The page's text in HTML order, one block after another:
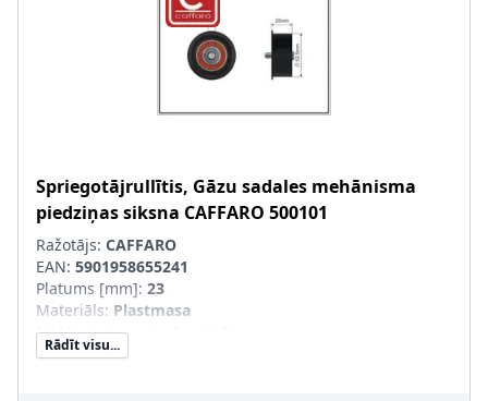
Spriegotājrullītis, Gāzu sadales mehānisma
piedziņas siksna CAFFARO 500101
Ražotājs: CAFFARO
EAN: 5901958655241
Platums [mm]: 23
Materiāls: Plastmasa
Iekšējais diametrs [mm]
Ārējais diametrs [mm]
Rādīt visu...